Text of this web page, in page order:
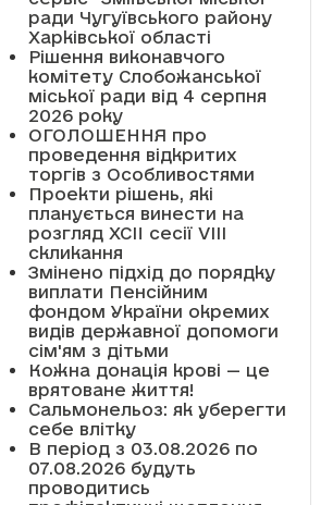
ради Чугуївського району
Харківської області
Рішення виконавчого
комітету Слобожанської
міської ради від 4 серпня
2026 року
ОГОЛОШЕННЯ про
проведення відкритих
торгів з Особливостями
Проекти рішень, які
планується винести на
розгляд XCII сесії VІІІ
скликання
Змінено підхід до порядку
виплати Пенсійним
фондом України окремих
видів державної допомоги
сім'ям з дітьми
Кожна донація крові — це
врятоване життя!
Сальмонельоз: як уберегти
себе влітку
В період з 03.08.2026 по
07.08.2026 будуть
проводитись